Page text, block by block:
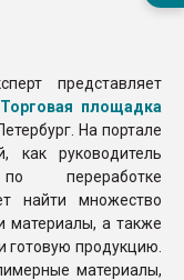
26.07.2022 "Сибирский
покупка, обмен
ПЕРЕЙТИ НА
представляет
Торговая площадка
На портале
как руководитель
переработке
найти множество
материалы, а также
готовую продукцию.
материалы,